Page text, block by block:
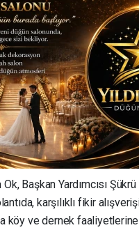
Başkan Yardımcısı
karşılıklı fikir
köy ve dernek faaliyetlerine